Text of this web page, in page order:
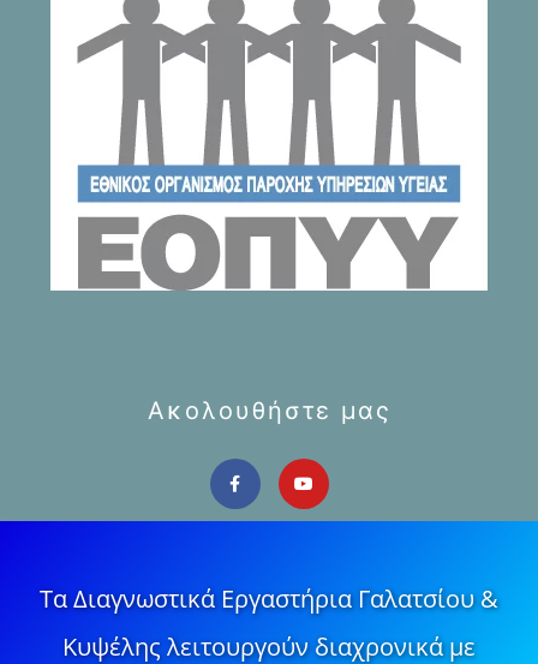
Ακολουθήστε μας
Τα Διαγνωστικά Εργαστήρια Γαλατσίου &
Κυψέλης λειτουργούν διαχρονικά με